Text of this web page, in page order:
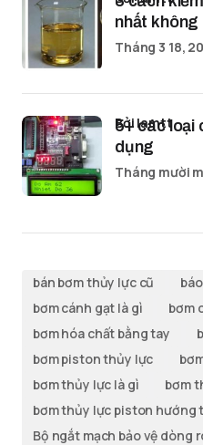
nhất
Tháng 3 18,
5+ các loại
dụng
bởi lamtt
Tháng mười
bán bơm thủy lực cũ
bơm cánh gạt là gì
bơm
bơm hóa chất bằng tay
bơm piston thủy lực
bơm thủy lực là gì
bơm
bơm thủy lực piston hướng
Bộ ngắt mạch bảo vệ dòng